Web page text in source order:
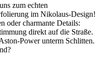
zum echten
im Nikolaus-Design!
oder charmante Details:
direkt auf die Straße.
Power unterm Schlitten.